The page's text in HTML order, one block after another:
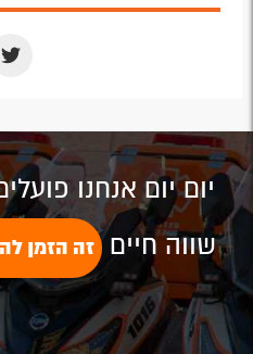
יום יום אנחנו
שווה חיים זה הזמן